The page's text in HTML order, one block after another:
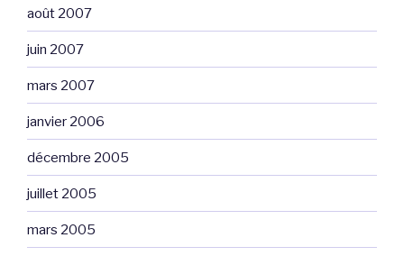
août 2007
juin 2007
mars 2007
janvier 2006
décembre 2005
juillet 2005
mars 2005